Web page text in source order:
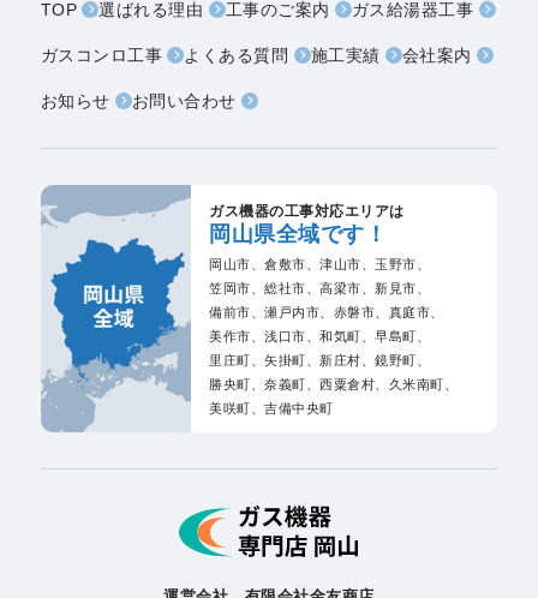
TOP 選ばれる理由 工事のご案内 ガス給湯器工事
ガスコンロ工事 よくある質問 施工実績 会社案内
お知らせ お問い合わせ
ガス機器の工事対応エリアは
岡山県全域です！
岡山市、倉敷市、津山市、 玉野市、
笠岡市、総社市、高梁市、 新見市、
備前市、瀬戸内市、 赤磐市、 真庭市、
美作市、浅口市、和気町、早島町、
里庄町、矢掛町、 新庄村、鏡野町、
勝央町、奈義町、西粟倉村、 久米南町、
美咲町、吉備中央町